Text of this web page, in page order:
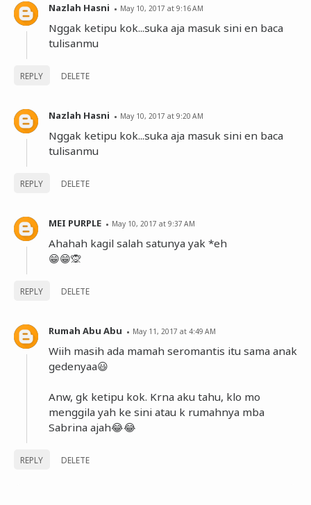
Nazlah Hasni May 10, 2017 at 9:16 AM
Nggak ketipu kok...suka aja masuk sini en baca
tulisanmu
REPLY DELETE
Nazlah Hasni May 10, 2017 at 9:20 AM
Nggak ketipu kok...suka aja masuk sini en baca
tulisanmu
REPLY DELETE
MEI PURPLE May 10, 2017 at 9:37 AM
Ahahah kagil salah satunya yak *eh
😁😁🙊
REPLY DELETE
Rumah Abu Abu May 11, 2017 at 4:49 AM
Wiih masih ada mamah seromantis itu sama anak
gedenyaa😃
Anw, gk ketipu kok. Krna aku tahu, klo mo
menggila yah ke sini atau k rumahnya mba
Sabrina ajah😂😂
REPLY DELETE